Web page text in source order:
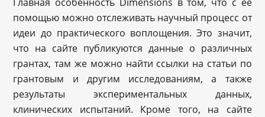
помощью можно отслеживать научный процесс от
идеи до практического воплощения. Это значит,
что на сайте публикуются данные о различных
грантах, там же можно найти ссылки на статьи по
грантовым и другим исследованиям, а также
результаты экспериментальных данных,
клинических испытаний. Кроме того, на сайте